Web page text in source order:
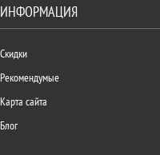
ИНФОРМАЦИЯ
Скидки
Рекомендумые
Карта сайта
Блог